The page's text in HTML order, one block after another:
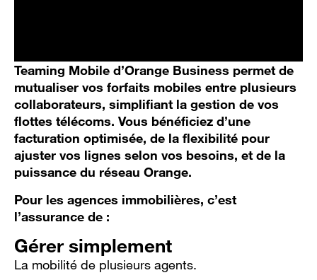
Teaming Mobile d’Orange Business permet de
mutualiser vos forfaits mobiles entre plusieurs
collaborateurs, simplifiant la gestion de vos
flottes télécoms. Vous bénéficiez d’une
facturation optimisée, de la flexibilité pour
ajuster vos lignes selon vos besoins, et de la
puissance du réseau Orange.
Pour les agences immobilières, c’est
l’assurance de :
Gérer simplement
La mobilité de plusieurs agents.